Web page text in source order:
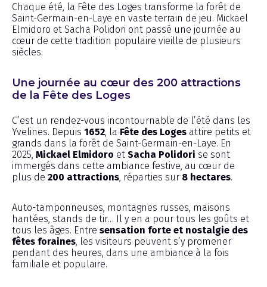
Chaque été, la Fête des Loges transforme la forêt de
Saint-Germain-en-Laye en vaste terrain de jeu. Mickael
Elmidoro et Sacha Polidori ont passé une journée au
cœur de cette tradition populaire vieille de plusieurs
siècles.
Une journée au cœur des 200 attractions
de la Fête des Loges
C’est un rendez-vous incontournable de l’été dans les
Yvelines. Depuis 1652 , la Fête des Loges attire petits et
grands dans la forêt de Saint-Germain-en-Laye. En
2025, Mickael Elmidoro et Sacha Polidori se sont
immergés dans cette ambiance festive, au cœur de
plus de 200 attractions , réparties sur 8 hectares.
Auto-tamponneuses, montagnes russes, maisons
hantées, stands de tir… Il y en a pour tous les goûts et
tous les âges. Entre sensation forte et nostalgie des
fêtes foraines , les visiteurs peuvent s’y promener
pendant des heures, dans une ambiance à la fois
familiale et populaire.